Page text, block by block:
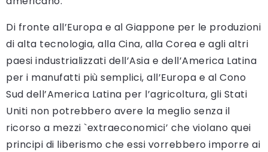
Di fronte all’Europa e al Giappone per le produzioni
di alta tecnologia, alla Cina, alla Corea e agli altri
paesi industrializzati dell’Asia e dell’America Latina
per i manufatti più semplici, all’Europa e al Cono
Sud dell’America Latina per l’agricoltura, gli Stati
Uniti non potrebbero avere la meglio senza il
ricorso a mezzi `extraeconomici’ che violano quei
principi di liberismo che essi vorrebbero imporre ai